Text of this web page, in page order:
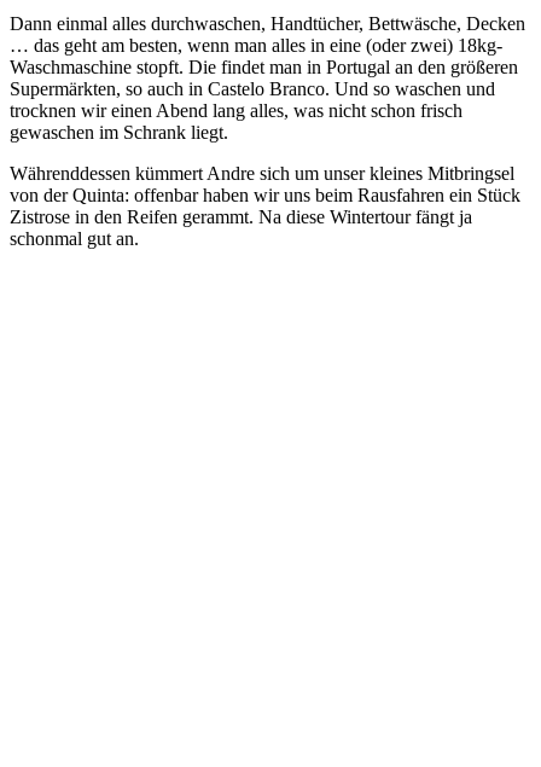
Dann einmal alles durchwaschen, Handtücher, Bettwäsche, Decken
… das geht am besten, wenn man alles in eine (oder zwei) 18kg-
Waschmaschine stopft. Die findet man in Portugal an den größeren
Supermärkten, so auch in Castelo Branco. Und so waschen und
trocknen wir einen Abend lang alles, was nicht schon frisch
gewaschen im Schrank liegt.
Währenddessen kümmert Andre sich um unser kleines Mitbringsel
von der Quinta: offenbar haben wir uns beim Rausfahren ein Stück
Zistrose in den Reifen gerammt. Na diese Wintertour fängt ja
schonmal gut an.